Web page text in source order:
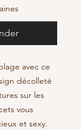
avec ce
décolleté
sur les
vous
et sexy.